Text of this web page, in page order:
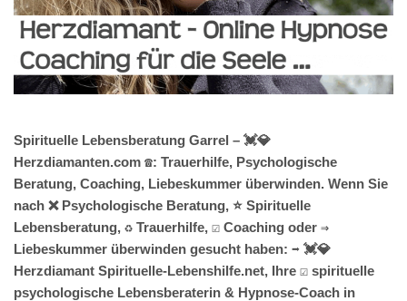
Spirituelle Lebensberatung Garrel – 💓️💎
Herzdiamanten.com ☎️: Trauerhilfe, Psychologische
Beratung, Coaching, Liebeskummer überwinden. Wenn Sie
nach ❌ Psychologische Beratung, ⭐ Spirituelle
Lebensberatung, ♻ Trauerhilfe, ☑️ Coaching oder ⇒
Liebeskummer überwinden gesucht haben: ➡️ 💓️💎
Herzdiamant Spirituelle-Lebenshilfe.net, Ihre ☑️ spirituelle
psychologische Lebensberaterin & Hypnose-Coach in